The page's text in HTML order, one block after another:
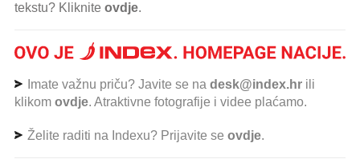
tekstu? Kliknite ovdje.
Imate važnu priču? Javite se na desk@index.hr ili
klikom ovdje. Atraktivne fotografije i videe plaćamo.
Želite raditi na Indexu? Prijavite se ovdje.